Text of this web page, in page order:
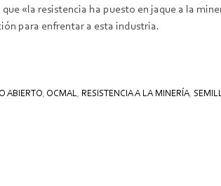
«la resistencia ha puesto en jaque a la
para enfrentar a esta industria.
ABIERTO, OCMAL, RESISTENCIA A LA MINERÍA,